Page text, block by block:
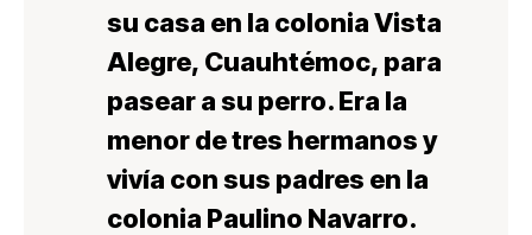
su casa en la colonia Vista
Alegre, Cuauhtémoc, para
pasear a su perro. Era la
menor de tres hermanos y
vivía con sus padres en la
colonia Paulino Navarro.